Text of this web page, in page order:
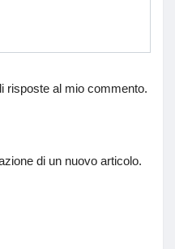
risposte al mio commento.
di un nuovo articolo.